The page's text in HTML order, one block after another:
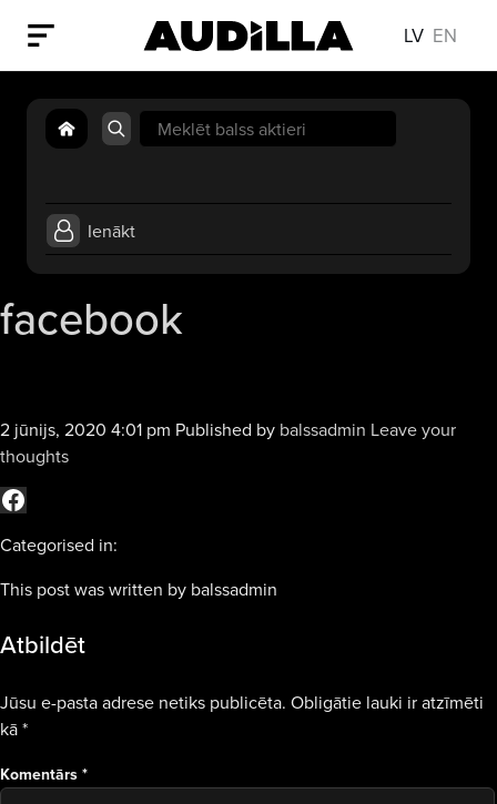
LV EN
Search
for:
Ienākt
facebook
2 jūnijs, 2020 4:01 pm Published by balssadmin Leave your
thoughts
Categorised in:
This post was written by balssadmin
Atbildēt
Jūsu e-pasta adrese netiks publicēta. Obligātie lauki ir atzīmēti
kā*
Komentārs *